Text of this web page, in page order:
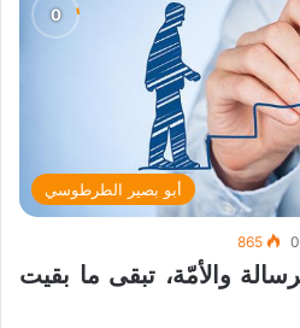
أبو بصير الطرطوسي
0
865
والأمّة، تبقى ما بقيت